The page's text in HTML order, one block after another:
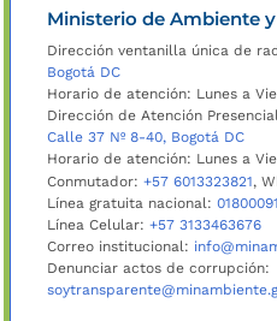
Ministerio de Ambiente
Dirección ventanilla única de
Bogotá DC
Horario de atención: Lunes a
Dirección de Atención
Calle 37 Nº 8-40, Bogotá DC
Horario de atención: Lunes a
Conmutador: +57 6013323821,
Línea gratuita nacional:
Línea Celular: +57 3133463676
Correo institucional:
Denunciar actos de corrupción: